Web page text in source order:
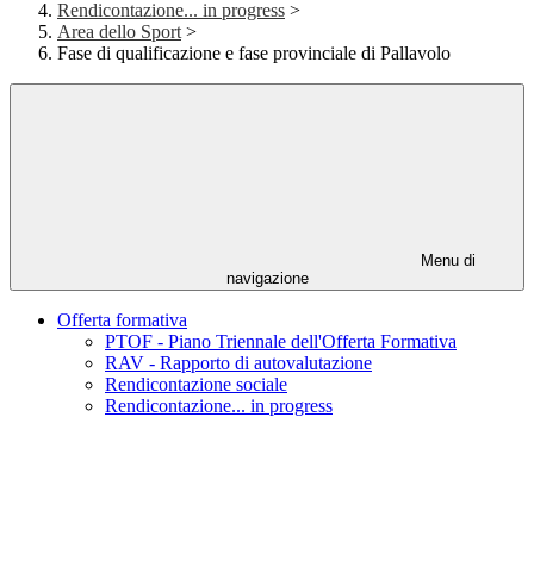
Rendicontazione... in progress >
Area dello Sport >
Fase di qualificazione e fase provinciale di Pallavolo
Menu di
navigazione
Offerta formativa
PTOF - Piano Triennale dell'Offerta Formativa
RAV - Rapporto di autovalutazione
Rendicontazione sociale
Rendicontazione... in progress